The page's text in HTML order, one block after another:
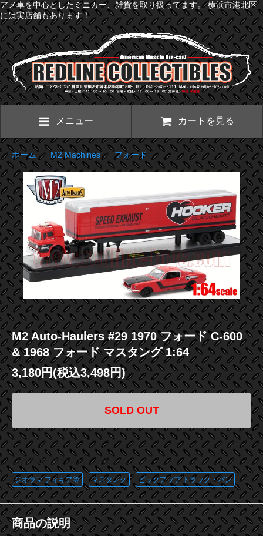
アメ車を中心としたミニカー、雑貨を取り扱ってます。 横浜市港北区
には実店舗もあります！
メニュー カートを見る
ホーム>M2 Machines>フォード
M2 Auto-Haulers #29 1970 フォード C-600
& 1968 フォード マスタング 1:64
3,180円(税込3,498円)
SOLD OUT
この商品に登録されているタグ
ジオラマ フィギア等 マスタング ピックアップ トラック・バン
商品の説明